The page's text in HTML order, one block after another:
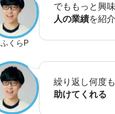
ふくらP
でももっと興
人の業績を紹
繰り返し何度
助けてくれる